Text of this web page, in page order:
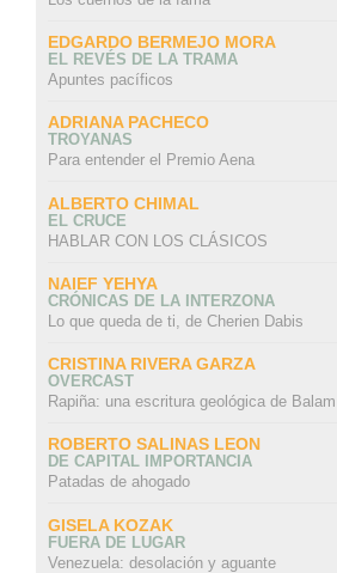
EDGARDO BERMEJO MORA
EL REVÉS DE LA TRAMA
Apuntes pacíficos
ADRIANA PACHECO
TROYANAS
Para entender el Premio Aena
ALBERTO CHIMAL
EL CRUCE
HABLAR CON LOS CLÁSICOS
NAIEF YEHYA
CRÓNICAS DE LA INTERZONA
Lo que queda de ti, de Cherien Dabis
CRISTINA RIVERA GARZA
OVERCAST
Rapiña: una escritura geológica de
ROBERTO SALINAS LEON
DE CAPITAL IMPORTANCIA
Patadas de ahogado
GISELA KOZAK
FUERA DE LUGAR
Venezuela: desolación y aguante